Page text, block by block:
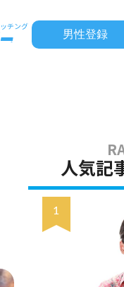
男性登録
人気記